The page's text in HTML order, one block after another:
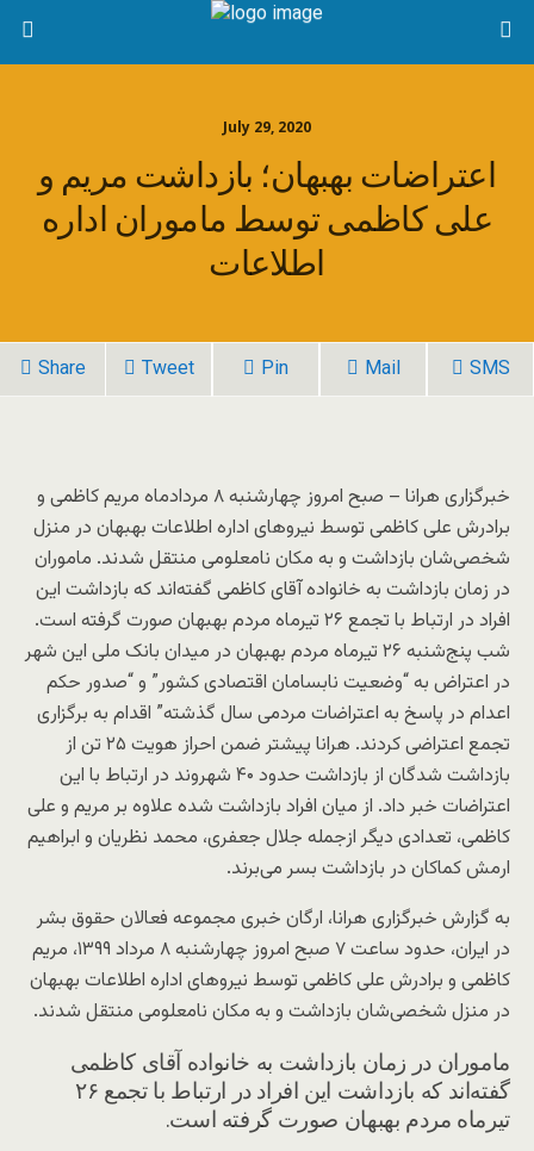
July 29, 2020
اعتراضات بهبهان؛ بازداشت مریم و
علی کاظمی توسط ماموران اداره
اطلاعات
Share Tweet Pin Mail SMS
خبرگزاری هرانا – صبح امروز چهارشنبه ۸ مردادماه مریم کاظمی و
برادرش علی کاظمی توسط نیروهای اداره اطلاعات بهبهان در منزل
شخصی‌شان بازداشت و به مکان نامعلومی منتقل شدند. ماموران
در زمان بازداشت به خانواده آقای کاظمی گفته‌اند که بازداشت این
افراد در ارتباط با تجمع ۲۶ تیرماه مردم بهبهان صورت گرفته است.
شب پنج‌شنبه ۲۶ تیرماه مردم بهبهان در میدان بانک ملی این شهر
در اعتراض به “وضعیت نابسامان اقتصادی کشور” و “صدور حکم
اعدام در پاسخ به اعتراضات مردمی سال گذشته” اقدام به برگزاری
تجمع اعتراضی کردند. هرانا پیشتر ضمن احراز هویت ۲۵ تن از
بازداشت شدگان از بازداشت حدود ۴۰ شهروند در ارتباط با این
اعتراضات خبر داد. از میان افراد بازداشت شده علاوه بر مریم و علی
کاظمی، تعدادی دیگر ازجمله جلال جعفری، محمد نظریان و ابراهیم
ارمش کماکان در بازداشت بسر می‌برند.
به گزارش خبرگزاری هرانا، ارگان خبری مجموعه فعالان حقوق بشر
در ایران، حدود ساعت ۷ صبح امروز چهارشنبه ۸ مرداد ۱۳۹۹، مریم
کاظمی و برادرش علی کاظمی توسط نیروهای اداره اطلاعات بهبهان
در منزل شخصی‌شان بازداشت و به مکان نامعلومی منتقل شدند.
ماموران در زمان بازداشت به خانواده آقای کاظمی
گفته‌اند که بازداشت این افراد در ارتباط با تجمع ۲۶
تیرماه مردم بهبهان صورت گرفته است.